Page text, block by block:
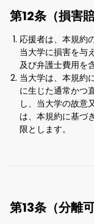
第12条（損害賠
応援者は、本規約
当大学に損害を与
及び弁護士費用を
当大学は、本規約
に生じた通常かつ
し、当大学の故意
は、本規約に基づ
限とします。
第13条（分離